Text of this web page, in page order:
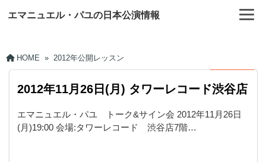
エマニュエル・パユの日本公演情報
HOME » 2012年公開レッスン
2012年11月26日(月) タワーレコード渋谷店
エマニュエル・パユ トーク&サイン会 2012年11月26日
(月)19:00 会場:タワーレコード 渋谷店7階…